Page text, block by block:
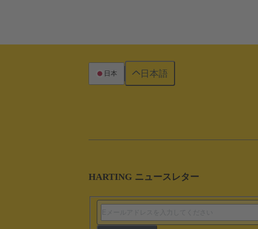
HARTING ニュースレター
日本 日本語